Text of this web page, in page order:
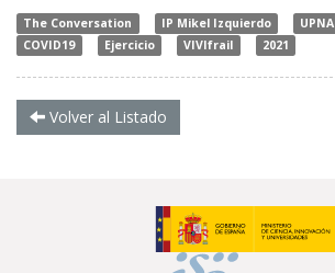
The Conversation IP Mikel Izquierdo UPNA
COVID19
Ejercicio VIVIfrail 2021
Volver al Listado